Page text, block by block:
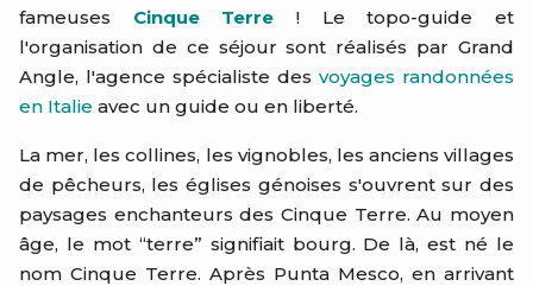
fameuses Cinque Terre ! Le topo-guide et
l'organisation de ce séjour sont réalisés par Grand
Angle, l'agence spécialiste des voyages randonnées
en Italie avec un guide ou en liberté.
La mer, les collines, les vignobles, les anciens villages
de pêcheurs, les églises génoises s'ouvrent sur des
paysages enchanteurs des Cinque Terre. Au moyen
âge, le mot “terre” signifiait bourg. De là, est né le
nom Cinque Terre. Après Punta Mesco, en arrivant